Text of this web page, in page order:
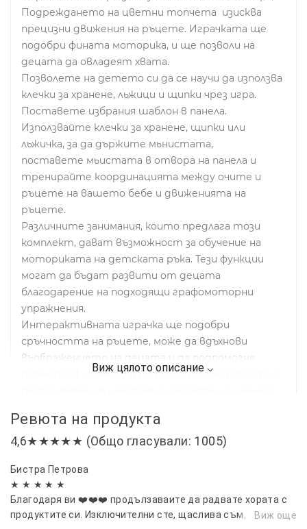
Подреждането на цветни топчета изисква
прецизни движения на ръцете. Играчката ще
подобри фината моторика, и ще позволи на
децата да овладеят хвата.
Позволете на детето си да се научи да използва
клечки за хранене, льжици и щипки чрез игра.
Поставете избрания шаблон в панела.
Използвайте клечки за хранене, щипки или
льжичка, за да държите мьнистата,
поставете мьистата в отвора на панела и
тренирайте координацията между очите и
ръцете на вашето бебе и движенията на
ръцете.
Различните занимания, които предлага този
комплект, дават възможност за обучение на
моториката на детската ръка. Тези функции
могат да бъдат развити от децата
благодарение на подходящи графомоторни
упражнения.
Интерактивната играчка ще подобри
сръчността на ръцете, може да вдъхнови
въображението на децата и да подпомогне
тяхното физическо и интелектуално развитие,
Спецификации:
Материал: екологичен дървен
Комплектьт включва:
​Дървена дъска - 1 бр.
Цветни мниста - 77 бр. (11 бр. от всеки цвят)
Силиконови купички - 7 бр.
Ревюта на продукта
4,6★★★★★ (Общо гласували: 1005)
Бистра Петрова
★ ★ ★ ★ ★
Благодаря ви ❤️❤️❤️ продълзаваите да радвате хората с
продуктите си. Изключителни сте, щаслива съм, че виВиж още